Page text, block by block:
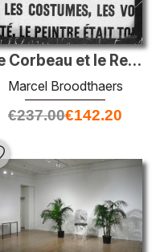
Le Corbeau et le Renard
Marcel Broodthaers
€237.00€142.20